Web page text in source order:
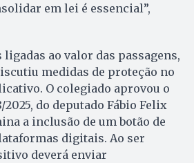
em lei é essencial”,
ligadas ao valor das passagens,
medidas de proteção no
O colegiado aprovou o
2025, do deputado Fábio Felix
a inclusão de um botão de
digitais. Ao ser
deverá enviar